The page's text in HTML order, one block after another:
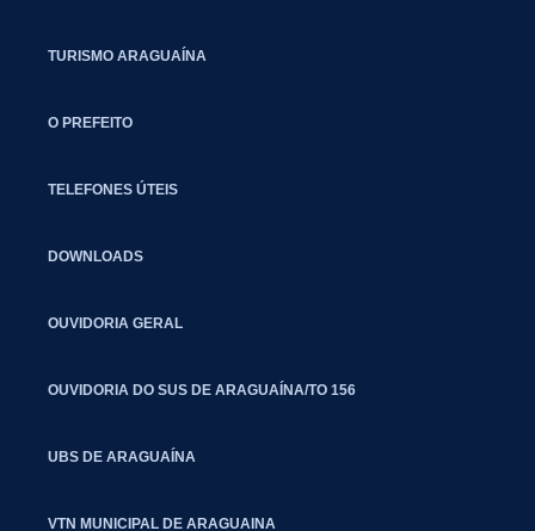
TURISMO ARAGUAÍNA
O PREFEITO
TELEFONES ÚTEIS
DOWNLOADS
OUVIDORIA GERAL
OUVIDORIA DO SUS DE ARAGUAÍNA/TO 156
UBS DE ARAGUAÍNA
VTN MUNICIPAL DE ARAGUAINA